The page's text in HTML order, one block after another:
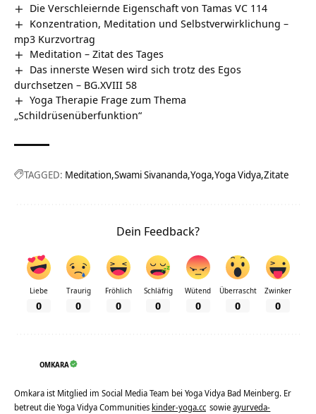
Die Verschleiernde Eigenschaft von Tamas VC 114
Konzentration, Meditation und Selbstverwirklichung –
mp3 Kurzvortrag
Meditation – Zitat des Tages
Das innerste Wesen wird sich trotz des Egos
durchsetzen – BG.XVIII 58
Yoga Therapie Frage zum Thema
„Schildrüsenüberfunktion“
TAGGED: Meditation Swami Sivananda Yoga Yoga Vidya Zitate
Dein Feedback?
Liebe
0
Traurig
0
Fröhlich
0
Schläfrig
0
Wütend
0
Überrascht
0
Zwinker
0
OMKARA
Omkara ist Mitglied im Social Media Team bei Yoga Vidya Bad Meinberg. Er
betreut die Yoga Vidya Communities kinder-yoga.cc sowieayurveda-